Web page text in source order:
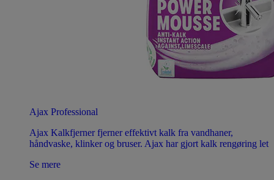
Ajax Professional
Ajax Kalkfjerner fjerner effektivt kalk fra vandhaner,
håndvaske, klinker og bruser. Ajax har gjort kalk rengøring let
Se mere